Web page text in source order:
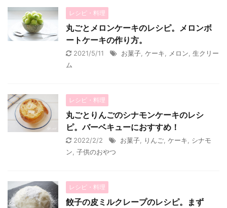
レシピ・料理
丸ごとメロンケーキのレシピ。メロンボ
ートケーキの作り方。
2021/5/11 お菓子 ケーキ メロン 生クリー
ム
レシピ・料理
丸ごとりんごのシナモンケーキのレシ
ピ。バーベキューにおすすめ！
2022/2/2 お菓子 りんご ケーキ
シナモ
ン 子供のおやつ
レシピ・料理
餃子の皮ミルクレープのレシピ。まず